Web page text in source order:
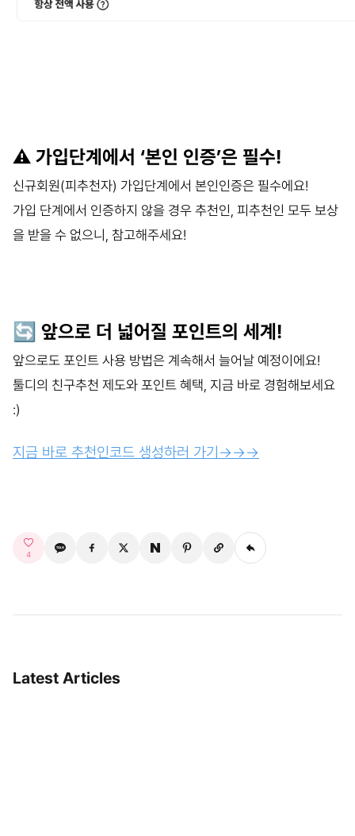
⚠️ 가입단계에서 ‘본인 인증’은 필수!
신규회원(피추천자) 가입단계에서 본인인증은 필수에요!
가입 단계에서 인증하지 않을 경우 추천인, 피추천인 모두 보상
을 받을 수 없으니, 참고해주세요!
🔄 앞으로 더 넓어질 포인트의 세계!
앞으로도 포인트 사용 방법은 계속해서 늘어날 예정이에요!
툴디의 친구추천 제도와 포인트 혜택, 지금 바로 경험해보세요
:)
지금 바로 추천인코드 생성하러 가기→→→
4
Latest Articles